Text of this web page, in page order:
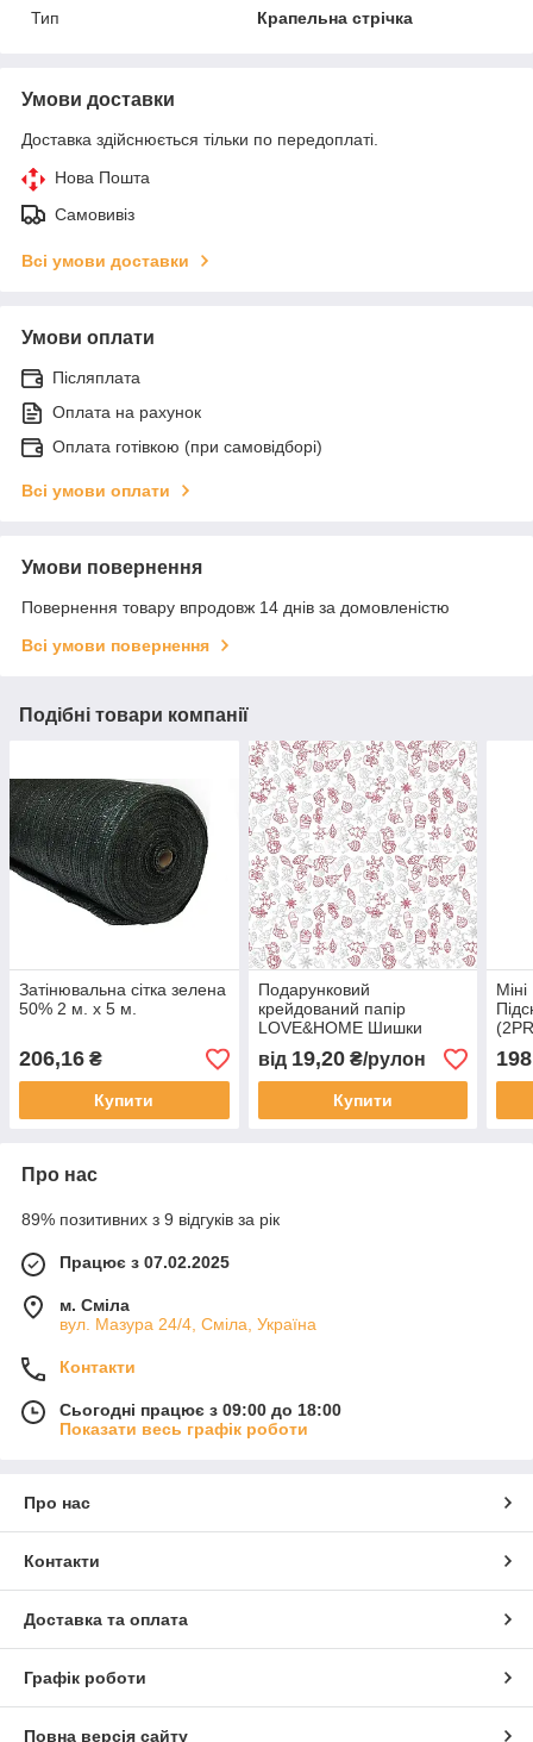
Тип
Крапельна стрічка
Умови доставки
Доставка здійснюється тільки по передоплаті.
Нова Пошта
Самовивіз
Всі умови доставки
Умови оплати
Післяплата
Оплата на рахунок
Оплата готівкою (при самовідборі)
Всі умови оплати
Умови повернення
Повернення товару впродовж 14 днів за домовленістю
Всі умови повернення
Подібні товари компанії
Затінювальна сітка зелена
50% 2 м. х 5 м.
206,16 ₴
Купити
Подарунковий
крейдований папір
LOVE&HOME Шишки
0,7х2 м 70 г/м²
(1PAPPR50)
від 19,20₴/рулон
Купити
198
Про нас
89% позитивних з 9 відгуків за рік
Працює з 07.02.2025
м. Сміла
вул. Мазура 24/4, Сміла, Україна
Контакти
Сьогодні працює з 09:00 до 18:00
Показати весь графік роботи
Про нас
Контакти
Доставка та оплата
Графік роботи
Повна версія сайту